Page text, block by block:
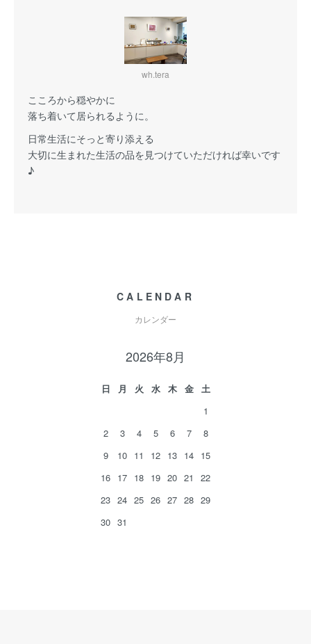
wh.tera
こころから穏やかに
落ち着いて居られるように。
日常生活にそっと寄り添える
大切に生まれた生活の品を見つけていただければ幸いです
♪
CALENDAR
カレンダー
2026年8月
日 月 火 水 木 金
土
1
2
3 4 5 6 7
8
9
10 11 12 13 14 15
16 17 18 19 20 21
22
23 24 25 26 27 28 29
30 31